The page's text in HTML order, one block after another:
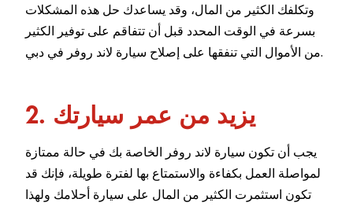
وتكلفك الكثير من المال، وقد يساعدك حل هذه المشكلات
بسرعة في الوقت المحدد قبل أن تتفاقم على توفير الكثير
من الأموال التي تنفقها على إصلاح سيارة لاند روفر في دبي.
2. يزيد من عمر سيارتك
يجب أن تكون سيارة لاند روفر الخاصة بك في حالة ممتازة
لمواصلة العمل بكفاءة والاستمتاع بها لفترة طويلة، فإنك قد
تكون استثمرت الكثير من المال على سيارة أحلامك ولهذا